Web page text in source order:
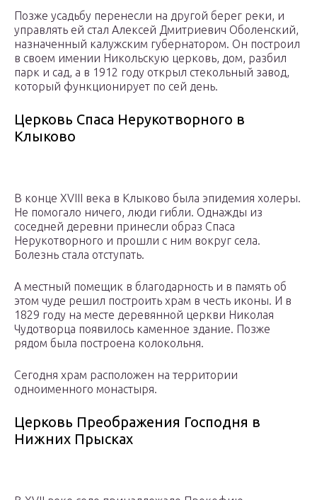
Позже усадьбу перенесли на другой берег реки, и
управлять ей стал Алексей Дмитриевич Оболенский,
назначенный калужским губернатором. Он построил
в своем имении Никольскую церковь, дом, разбил
парк и сад, а в 1912 году открыл стекольный завод,
который функционирует по сей день.
Церковь Спаса Нерукотворного в
Клыково
В конце XVIII века в Клыково была эпидемия холеры.
Не помогало ничего, люди гибли. Однажды из
соседней деревни принесли образ Спаса
Нерукотворного и прошли с ним вокруг села.
Болезнь стала отступать.
А местный помещик в благодарность и в память об
этом чуде решил построить храм в честь иконы. И в
1829 году на месте деревянной церкви Николая
Чудотворца появилось каменное здание. Позже
рядом была построена колокольня.
Сегодня храм расположен на территории
одноименного монастыря.
Церковь Преображения Господня в
Нижних Прысках